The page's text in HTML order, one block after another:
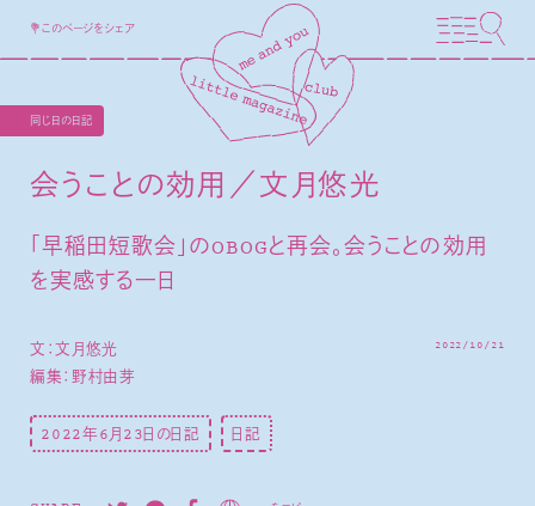
💐このページをシェア
同じ日の日記
会うことの効用／文月悠光
「早稲田短歌会」のOBOGと再会。会うことの効用
を実感する一日
文：文月悠光
編集：野村由芽
2022/10/21
2022年6月23日の日記 日記